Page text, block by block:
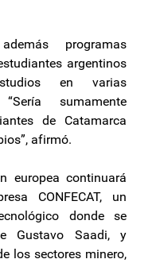
programas
argentinos
en varias
sumamente
de Catamarca
afirmó.
europea continuará
CONFECAT, un
donde se
Gustavo Saadi, y
los sectores minero,